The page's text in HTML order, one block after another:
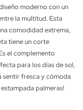
moderno con un
la multitud. Esta
comodidad extrema,
tiene un corte
el complemento
para los días de sol,
sentir fresca y cómoda
palmeras!